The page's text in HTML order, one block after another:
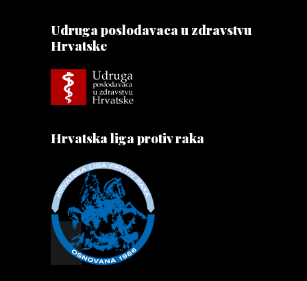
Udruga poslodavaca u zdravstvu
Hrvatske
Hrvatska liga protiv raka